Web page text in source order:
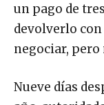
un pago de
devolverlo
negociar,
Nueve días